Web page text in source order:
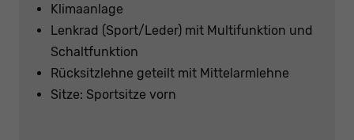
Klimaanlage
Lenkrad (Sport/Leder) mit Multifunktion und
Schaltfunktion
Rücksitzlehne geteilt mit Mittelarmlehne
Sitze: Sportsitze vorn